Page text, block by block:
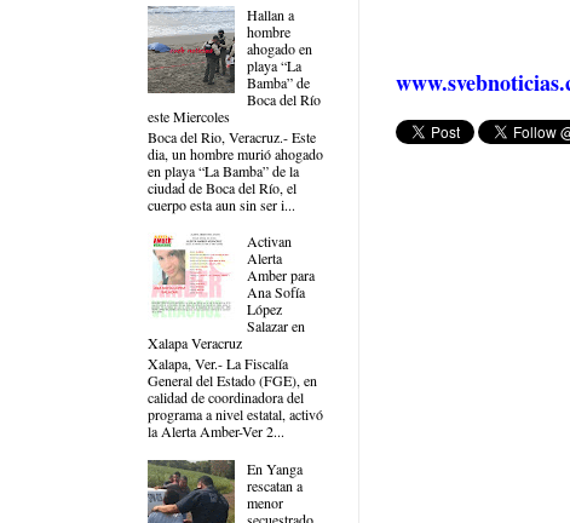
Hallan a
hombre
ahogado en
playa “La
Bamba” de
Boca del Río
este Miercoles
Boca del Rio, Veracruz.- Este
dia, un hombre murió ahogado
en playa “La Bamba” de la
ciudad de Boca del Río, el
cuerpo esta aun sin ser i...
Activan
Alerta
Amber para
Ana Sofía
López
Salazar en
Xalapa Veracruz
Xalapa, Ver.- La Fiscalía
General del Estado (FGE), en
calidad de coordinadora del
programa a nivel estatal, activó
la Alerta Amber-Ver 2...
En Yanga
rescatan a
menor
secuestrado